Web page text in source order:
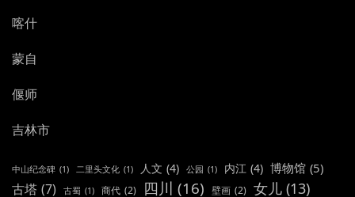
喀什
蒙自
偃师
吉林市
中山纪念碑 (1) 二里头文化 (1) 人文 (4) 公园 (1) 内江 (4) 博物馆 (5)
古塔 (7) 古蜀 (1) 商代 (2) 四川 (16) 壁画 (2) 女儿 (13)